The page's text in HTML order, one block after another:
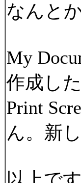
なんと
My
作成し
Print
ん。新